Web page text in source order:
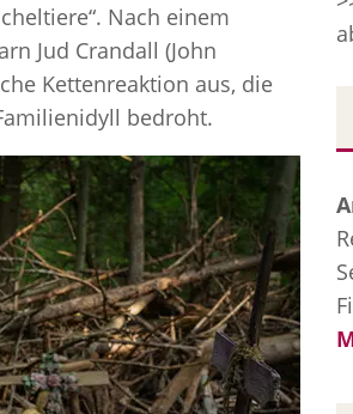
Nach einem
Jud Crandall (John
Kettenreaktion aus, die
bedroht.